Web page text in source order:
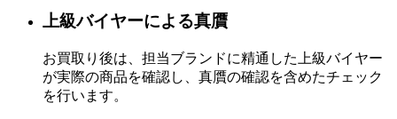
上級バイヤーによる真贋
お買取り後は、担当ブランドに精通した上級バイヤー
が実際の商品を確認し、真贋の確認を含めたチェック
を行います。